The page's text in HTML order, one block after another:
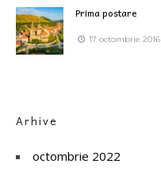
Prima postare
17 octombrie 2016
Arhive
octombrie 2022